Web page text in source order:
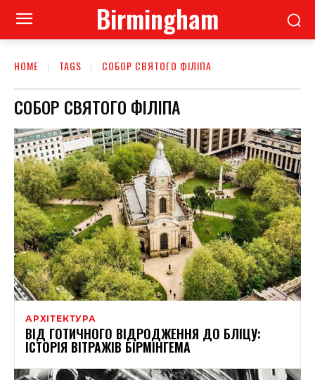
Birmingham
HOME TAGS СОБОР СВЯТОГО ФІЛІПА
СОБОР СВЯТОГО ФІЛІПА
АРХІТЕКТУРА
ВІД ГОТИЧНОГО ВІДРОДЖЕННЯ ДО БЛІЦУ:
ІСТОРІЯ ВІТРАЖІВ БІРМІНГЕМА